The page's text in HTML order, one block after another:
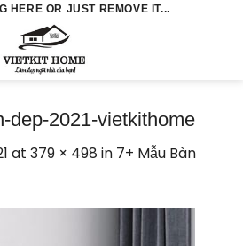
HERE OR JUST REMOVE IT...
dep-2021-vietkithome
at 379 × 498 in 7+ Mẫu Bàn